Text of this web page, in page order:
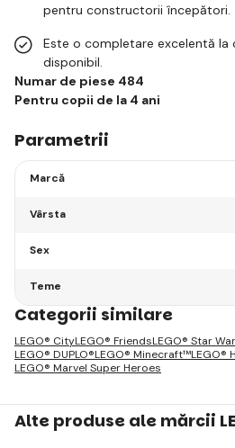
pentru constructorii începători.
Este o completare excelentă la
disponibil.
Numar de piese 484
Pentru copii de la 4 ani
Parametrii
Marcă
Vârsta
Sex
Teme
Categorii similare
LEGO® CityLEGO® FriendsLEGO® Star
LEGO® DUPLO®LEGO® Minecraft™LEGO®
LEGO® Marvel Super Heroes
Alte produse ale mărcii